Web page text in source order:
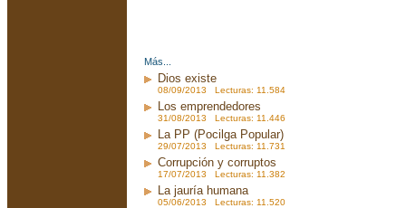
Más...
Dios existe
08/09/2013 Lecturas: 11.584
Los emprendedores
31/08/2013 Lecturas: 11.446
La PP (Pocilga Popular)
29/07/2013 Lecturas: 11.731
Corrupción y corruptos
17/07/2013 Lecturas: 11.382
La jauría humana
05/06/2013 Lecturas: 11.520